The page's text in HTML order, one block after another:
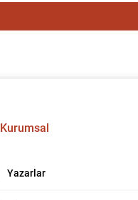
Kurumsal
Yazarlar